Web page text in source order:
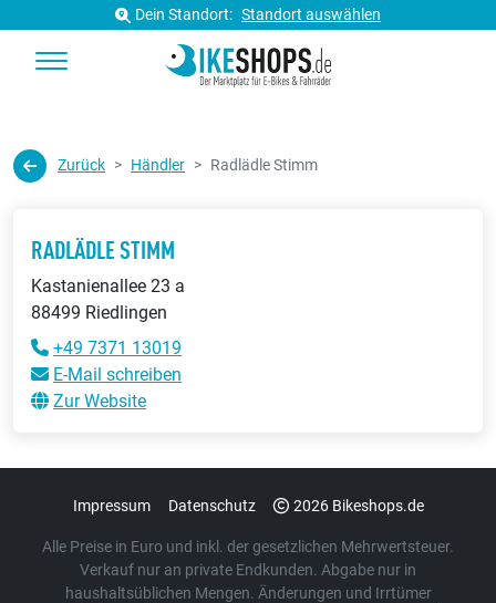
Dein Standort: Standort auswählen
Zurück Händler Radlädle Stimm
RADLÄDLE STIMM
Kastanienallee 23 a
88499 Riedlingen
+49 7371 13019
E-Mail schreiben
Zur Website
Impressum Datenschutz 2026 Bikeshops.de
Alle Preise in Euro und inkl. der gesetzlichen Mehrwertsteuer.
Verkauf nur an private Endkunden. Abgabe nur in
haushaltsüblichen Mengen. Änderungen und Irrtümer